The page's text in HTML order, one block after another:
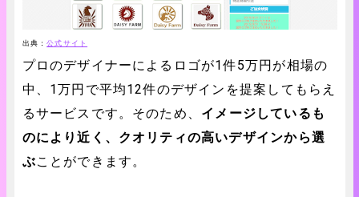
出典：公式サイト
プロのデザイナーによるロゴが1件5万円が相場の
中、1万円で平均12件のデザインを提案してもらえ
るサービスです。そのため、 イメージしているも
のにより近く、クオリティの高いデザインから選
ぶことができます。